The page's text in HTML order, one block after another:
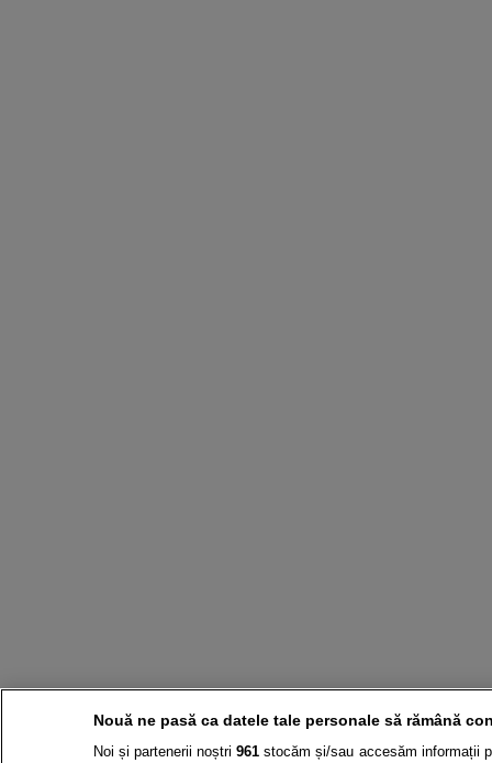
Nouă ne pasă ca datele tale personale să rămână
Noi și partenerii noștri961 stocăm și/sau accesăm informații